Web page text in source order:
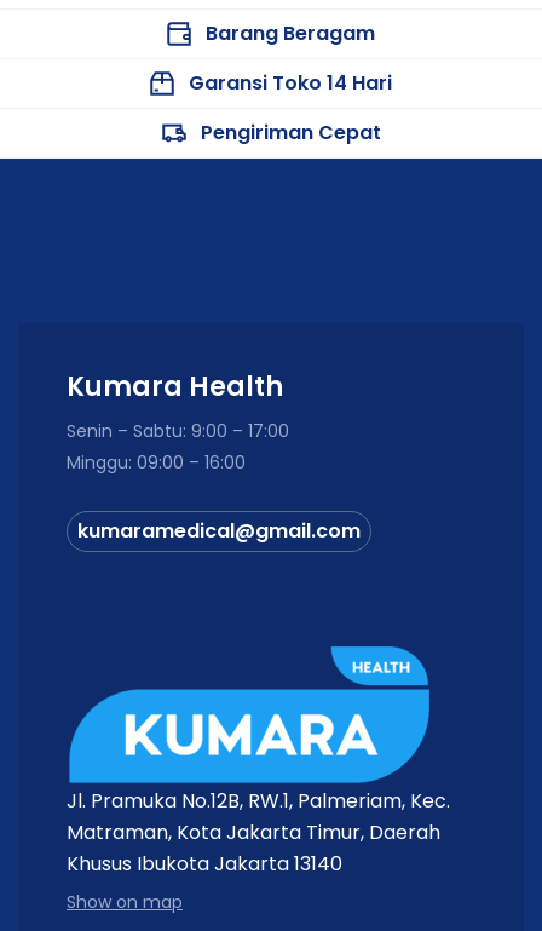
Kemenkes RI AKL 21402520275
Barang Beragam
Garansi Toko 14 Hari
Pengiriman Cepat
Kumara Health
Senin – Sabtu: 9:00 – 17:00
Minggu: 09:00 – 16:00
kumaramedical@gmail.com
Jl. Pramuka No.12B, RW.1, Palmeriam, Kec.
Matraman, Kota Jakarta Timur, Daerah
Khusus Ibukota Jakarta 13140
Show on map